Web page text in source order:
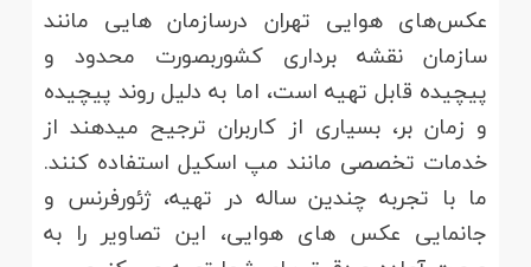
عکس‌های هوایی تهران درسازمان هایی مانند
سازمان نقشه برداری کشوربصورت محدود و
پیچیده قابل تهیه است، اما به دلیل روند پیچیده
و زمان بر، بسیاری از کاربران ترجیح میدهند از
خدمات تخصصی مانند مپ اسکیل استفاده کنند.
ما با تجربه چندین ساله در تهیه، ژئورفرنس و
جانمایی عکس های هوایی، این تصاویر را به